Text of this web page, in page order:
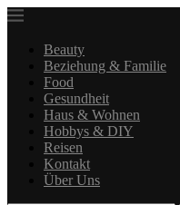
Beauty
Beziehung & Familie
Food
Gesundheit
Haus & Wohnen
Hobbys & DIY
Reisen
Kontakt
Über Uns